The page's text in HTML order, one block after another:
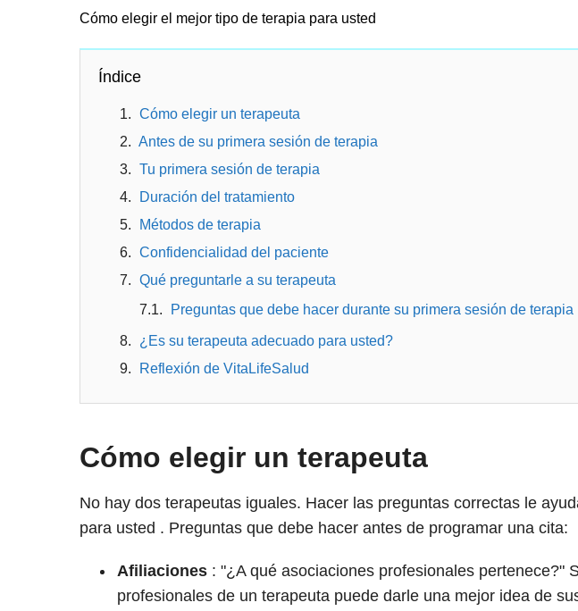
Cómo elegir el mejor tipo de terapia para usted
Índice
Cómo elegir un terapeuta
Antes de su primera sesión de terapia
Tu primera sesión de terapia
Duración del tratamiento
Métodos de terapia
Confidencialidad del paciente
Qué preguntarle a su terapeuta
Preguntas que debe hacer durante su primera sesión de terapia
¿Es su terapeuta adecuado para usted?
Reflexión de VitaLifeSalud
Cómo elegir un terapeuta
No hay dos terapeutas iguales. Hacer las preguntas correctas le
para usted . Preguntas que debe hacer antes de programar una cita:
Afiliaciones: "¿A qué asociaciones profesionales pertenece?"
profesionales de un terapeuta puede darle una mejor idea de